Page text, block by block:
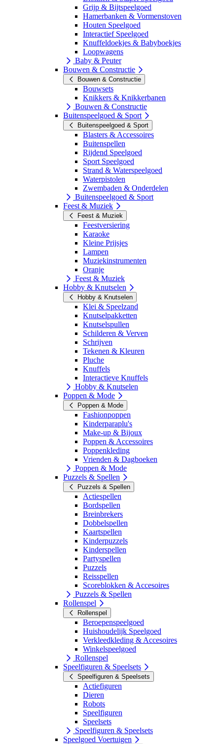
Grijp & Bijtspeelgoed
Hamerbanken & Vormenstoven
Houten Speelgoed
Interactief Speelgoed
Knuffeldoekjes & Babyboekjes
Loopwagens
Baby & Peuter
Bouwen & Constructie
Bouwen & Constructie
Bouwsets
Knikkers & Knikkerbanen
Bouwen & Constructie
Buitenspeelgoed & Sport
Buitenspeelgoed & Sport
Blasters & Accessoires
Buitenspellen
Rijdend Speelgoed
Sport Speelgoed
Strand & Waterspeelgoed
Waterpistolen
Zwembaden & Onderdelen
Buitenspeelgoed & Sport
Feest & Muziek
Feest & Muziek
Feestversiering
Karaoke
Kleine Prijsjes
Lampen
Muziekinstrumenten
Oranje
Feest & Muziek
Hobby & Knutselen
Hobby & Knutselen
Klei & Speelzand
Knutselpakketten
Knutselspullen
Schilderen & Verven
Schrijven
Tekenen & Kleuren
Pluche
Knuffels
Interactieve Knuffels
Hobby & Knutselen
Poppen & Mode
Poppen & Mode
Fashionpoppen
Kinderparaplu's
Make-up & Bijoux
Poppen & Accessoires
Poppenkleding
Vrienden & Dagboeken
Poppen & Mode
Puzzels & Spellen
Puzzels & Spellen
Actiespellen
Bordspellen
Breinbrekers
Dobbelspellen
Kaartspellen
Kinderpuzzels
Kinderspellen
Partyspellen
Puzzels
Reisspellen
Scoreblokken & Accesoires
Puzzels & Spellen
Rollenspel
Rollenspel
Beroepenspeelgoed
Huishoudelijk Speelgoed
Verkleedkleding & Accesoires
Winkelspeelgoed
Rollenspel
Speelfiguren & Speelsets
Speelfiguren & Speelsets
Actiefiguren
Dieren
Robots
Speelfiguren
Speelsets
Speelfiguren & Speelsets
Speelgoed Voertuigen